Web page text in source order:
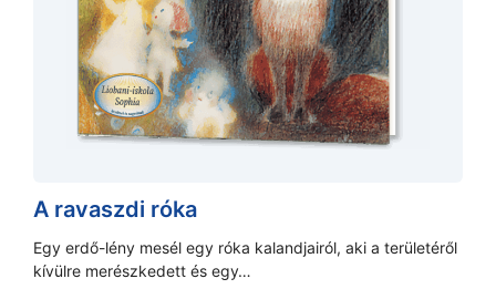
A ravaszdi róka
Egy erdő-lény mesél egy róka kalandjairól, aki a területéről
kívülre merészkedett és egy…